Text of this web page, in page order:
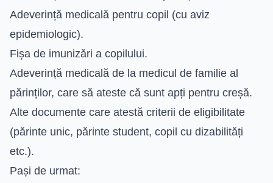
Adeverință medicală pentru copil (cu aviz
epidemiologic).
Fișa de imunizări a copilului.
Adeverință medicală de la medicul de familie al
părinților, care să ateste că sunt apți pentru creșă.
Alte documente care atestă criterii de eligibilitate
(părinte unic, părinte student, copil cu dizabilități
etc.).
Pași de urmat: